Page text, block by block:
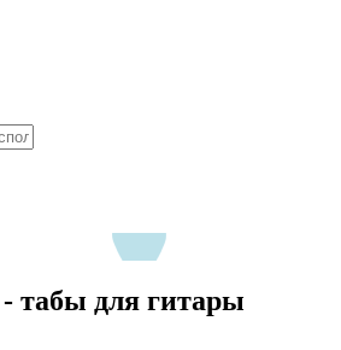
табы для гитары